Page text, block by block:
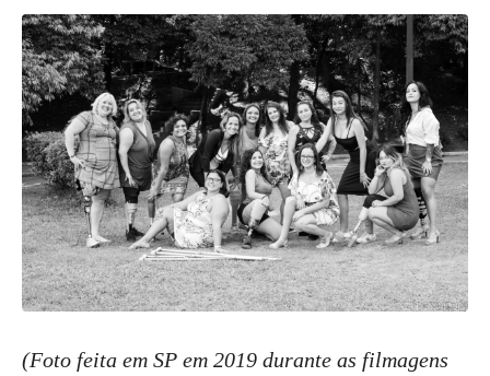
(Foto feita em SP em 2019 durante as filmagens